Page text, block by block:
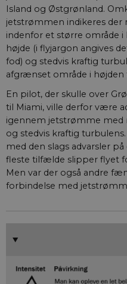
Island og Østgrønland.
jetstrømmen indikeres der
indenfor et større område i
højde (i flyjargon angives
fod) og stedvis kraftig
afgrænset område i højden
En pilot, der skulle over
til Miami, ville derfor være
igennem jetstrømme med
og stedvis kraftig
med den slags advarsler
fleste tilfælde slipper flyet
Men var der også andre
forbindelse med